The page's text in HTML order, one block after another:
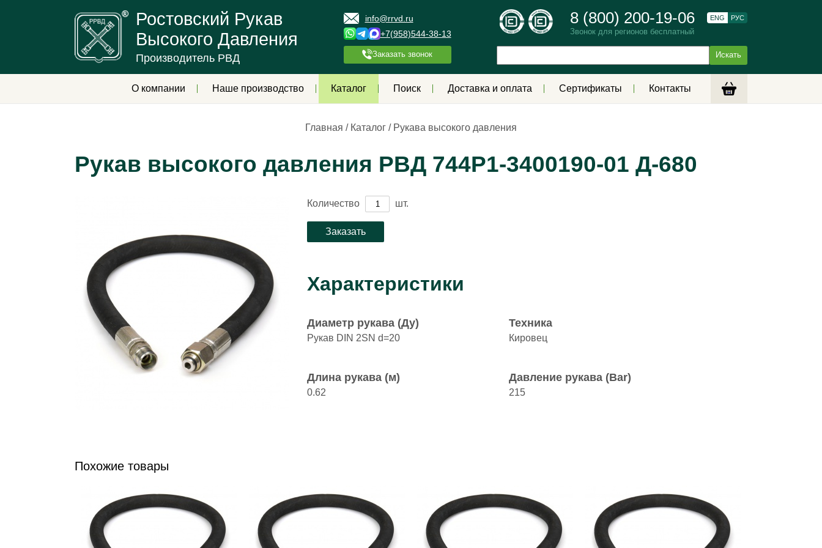
Ростовский Рукав
Высокого Давления
Производитель РВД
info@rrvd.ru
+7(958)544-38-13
Заказать звонок
8 (800) 200-19-06
Звонок для регионов бесплатный
ENG РУС
О компании Наше производство Каталог Поиск Доставка и оплата Сертификаты Контакты
Главная / Каталог / Рукава высокого давления
Рукав высокого давления РВД 744Р1-3400190-01 Д-680
Количество шт.
Характеристики
Диаметр рукава (Ду)
Рукав DIN 2SN d=20
Техника
Кировец
Длина рукава (м)
0.62
Давление рукава (Bar)
215
Похожие товары